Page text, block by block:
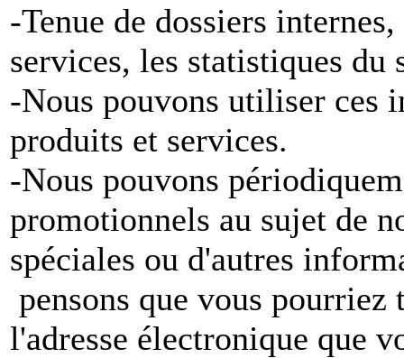
-Tenue de dossiers
services, les statistiques du
-Nous pouvons utiliser ces
produits et services.
-Nous pouvons
promotionnels au sujet de
spéciales ou d'autres
pensons que vous
l'adresse électronique que